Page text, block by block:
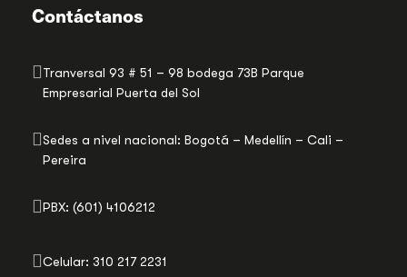
Contáctanos
Tranversal 93 # 51 – 98 bodega 73B Parque
Empresarial Puerta del Sol
Sedes a nivel nacional: Bogotá – Medellín – Cali –
Pereira
PBX: (601) 4106212
Celular: 310 217 2231